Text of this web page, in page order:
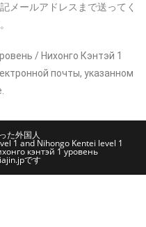
メールアドレスまで送ってく
/ Нихонго Кэнтэй 1
почты, указанном
た外国人
1 and Nihongo Kentei level 1
кэнтэй 1 уровень
です